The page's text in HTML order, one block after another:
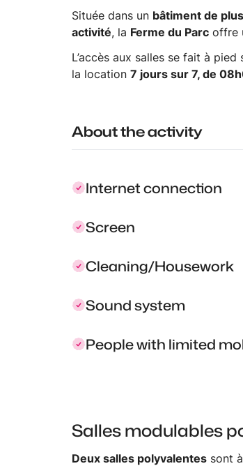
Située dans un bâtiment de
activité, la Ferme du Parc offre
L’accès aux salles se fait à pied
la location7 jours sur 7, de
About the activity
Internet connection
Screen
Cleaning/Housework
Sound system
People with limited
Salles modulables
Deux salles polyvalentes sont